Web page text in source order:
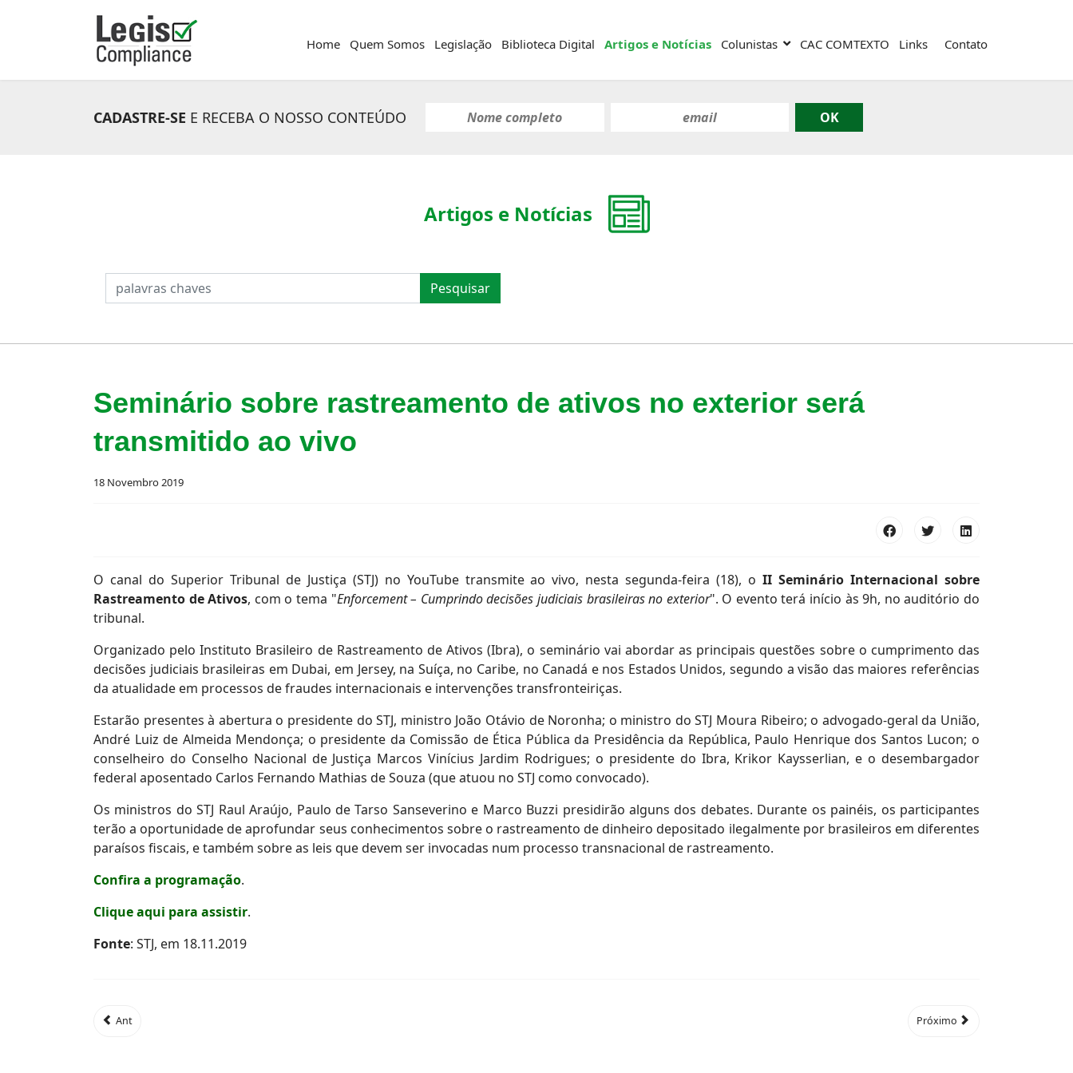
Home Quem Somos Legislação Biblioteca Digital Artigos e Notícias Colunistas CAC COMTEXTO Links Contato
CADASTRE-SE E RECEBA O NOSSO CONTEÚDO
PESQUISAR Pesquisar
Artigos e Notícias
Seminário sobre rastreamento de ativos no exterior será
transmitido ao vivo
18 Novembro 2019
O canal do Superior Tribunal de Justiça (STJ) no YouTube transmite ao vivo, nesta segunda-feira (18), oII Seminário Internacional sobre
Rastreamento de Ativos, com o tema "Enforcement – Cumprindo decisões judiciais brasileiras no exterior". O evento terá início às 9h, no auditório do
tribunal.
Organizado pelo Instituto Brasileiro de Rastreamento de Ativos (Ibra), o seminário vai abordar as principais questões sobre o cumprimento das
decisões judiciais brasileiras em Dubai, em Jersey, na Suíça, no Caribe, no Canadá e nos Estados Unidos, segundo a visão das maiores referências
da atualidade em processos de fraudes internacionais e intervenções transfronteiriças.
Estarão presentes à abertura o presidente do STJ, ministro João Otávio de Noronha; o ministro do STJ Moura Ribeiro; o advogado-geral da União,
André Luiz de Almeida Mendonça; o presidente da Comissão de Ética Pública da Presidência da República, Paulo Henrique dos Santos Lucon; o
conselheiro do Conselho Nacional de Justiça Marcos Vinícius Jardim Rodrigues; o presidente do Ibra, Krikor Kaysserlian, e o desembargador
federal aposentado Carlos Fernando Mathias de Souza (que atuou no STJ como convocado).
Os ministros do STJ Raul Araújo, Paulo de Tarso Sanseverino e Marco Buzzi presidirão alguns dos debates. Durante os painéis, os participantes
terão a oportunidade de aprofundar seus conhecimentos sobre o rastreamento de dinheiro depositado ilegalmente por brasileiros em diferentes
paraísos fiscais, e também sobre as leis que devem ser invocadas num processo transnacional de rastreamento.
Confira a programação.
Clique aqui para assistir.
Fonte: STJ, em 18.11.2019
Ant Próximo